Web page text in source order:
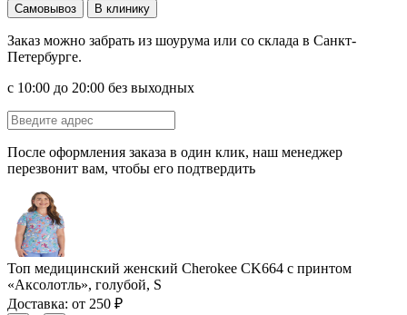
Самовывоз В клинику
Заказ можно забрать из шоурума или со склада в Санкт-
Петербурге.
с 10:00 до 20:00 без выходных
После оформления заказа в один клик, наш менеджер
перезвонит вам, чтобы его подтвердить
Топ медицинский женский Cherokee CK664 с принтом
«Аксолотль», голубой, S
Доставка: от 250 ₽